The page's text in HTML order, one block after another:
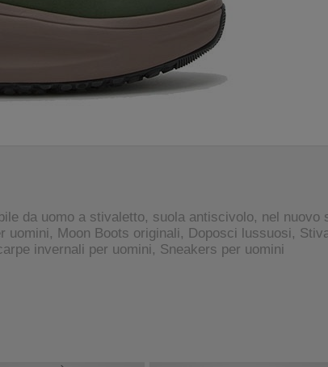
da uomo a stivaletto, suola antiscivolo, nel
uomini, Moon Boots originali, Doposci lussuosi,
invernali per uomini, Sneakers per uomini